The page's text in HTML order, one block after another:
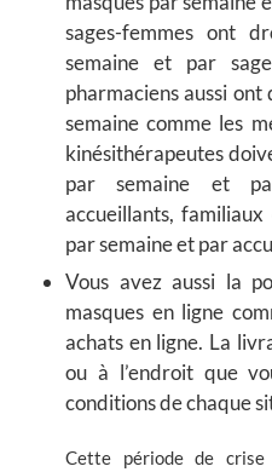
sages-femmes ont
semaine et par
pharmaciens aussi
semaine comme les
kinésithérapeutes
par semaine et
accueillants,
par semaine et par
Vous avez aussi la
masques en ligne
achats en ligne. La
ou à l’endroit que
conditions de chaque
Cette période de